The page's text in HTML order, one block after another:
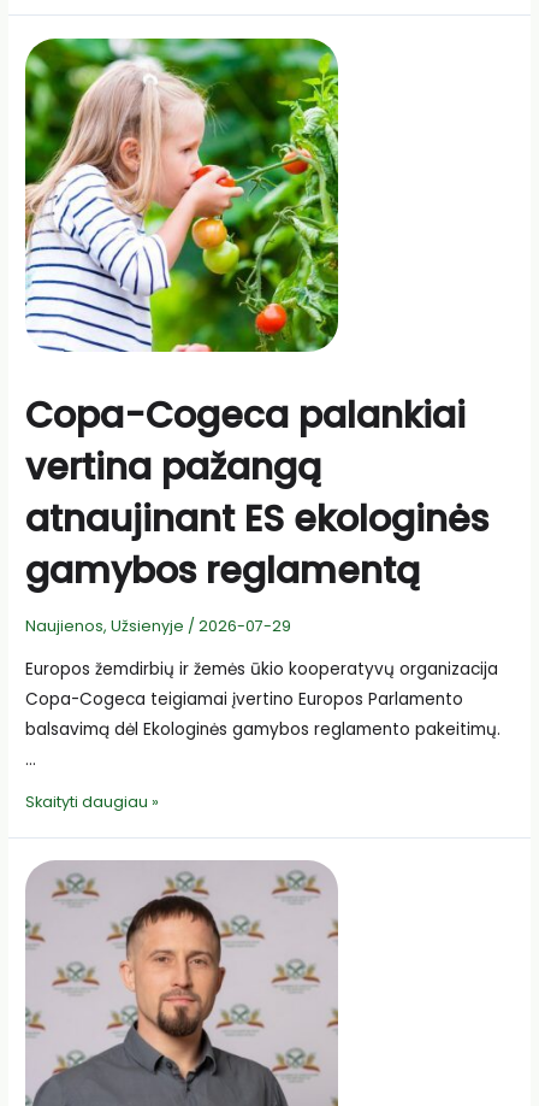
gamybos
reglamento
pakeitimams
Copa-Cogeca palankiai
vertina pažangą
atnaujinant ES ekologinės
gamybos reglamentą
Naujienos,Užsienyje /2026-07-29
Europos žemdirbių ir žemės ūkio kooperatyvų organizacija
Copa-Cogeca teigiamai įvertino Europos Parlamento
balsavimą dėl Ekologinės gamybos reglamento pakeitimų.
…
Copa-
palankiai
vertina
pažangą
atnaujinant
ekologinės
gamybos
reglamentą
Skaityti daugiau »